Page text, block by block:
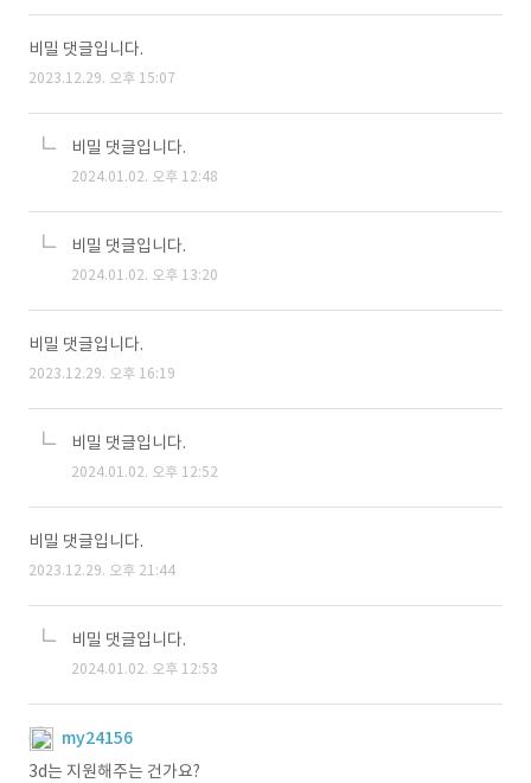
비밀 댓글입니다.
2023.12.29. 오후 15:07
비밀 댓글입니다.
2024.01.02. 오후 12:48
비밀 댓글입니다.
2024.01.02. 오후 13:20
비밀 댓글입니다.
2023.12.29. 오후 16:19
비밀 댓글입니다.
2024.01.02. 오후 12:52
비밀 댓글입니다.
2023.12.29. 오후 21:44
비밀 댓글입니다.
2024.01.02. 오후 12:53
my24156
3d는 지원해주는 건가요?